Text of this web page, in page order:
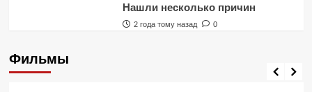
Нашли несколько причин
2 года тому назад 0
Фильмы
Фильмы